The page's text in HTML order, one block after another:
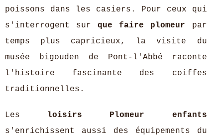
poissons dans les casiers. Pour ceux qui
s'interrogent surque faire plomeur par
temps plus capricieux, la visite du
musée bigouden de Pont-l'Abbé raconte
l'histoire fascinante des coiffes
traditionnelles.
Les
loisirs Plomeur enfants
s'enrichissent aussi des équipements du